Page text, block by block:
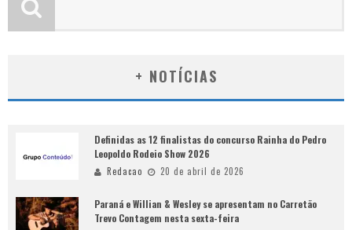
+ NOTÍCIAS
Definidas as 12 finalistas do concurso Rainha do Pedro
Leopoldo Rodeio Show 2026
Redacao 20 de abril de 2026
Paraná e Willian & Wesley se apresentam no Carretão
Trevo Contagem nesta sexta-feira